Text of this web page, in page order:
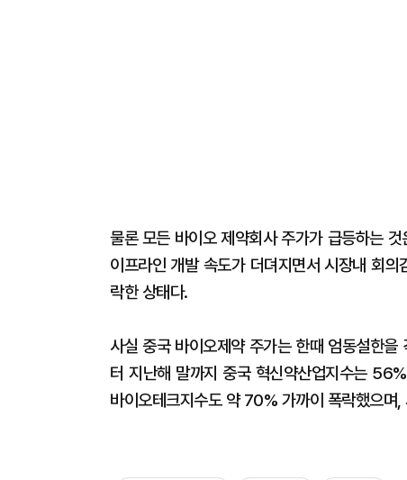
물론 모든 바이오 제약회사 주가가 급등하는
이프라인 개발 속도가 더뎌지면서 시장내 회
락한 상태다.
사실 중국 바이오제약 주가는 한때 엄동설한
터 지난해 말까지 중국 혁신약산업지수는
바이오테크지수도 약 70% 가까이 폭락했으며